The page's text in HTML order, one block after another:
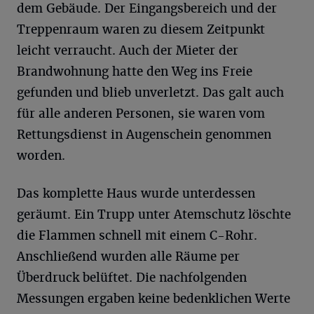
dem Gebäude. Der Eingangsbereich und der
Treppenraum waren zu diesem Zeitpunkt
leicht verraucht. Auch der Mieter der
Brandwohnung hatte den Weg ins Freie
gefunden und blieb unverletzt. Das galt auch
für alle anderen Personen, sie waren vom
Rettungsdienst in Augenschein genommen
worden.
Das komplette Haus wurde unterdessen
geräumt. Ein Trupp unter Atemschutz löschte
die Flammen schnell mit einem C-Rohr.
Anschließend wurden alle Räume per
Überdruck belüftet. Die nachfolgenden
Messungen ergaben keine bedenklichen Werte